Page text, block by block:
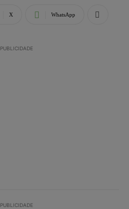
X WhatsApp
PUBLICIDADE
PUBLICIDADE